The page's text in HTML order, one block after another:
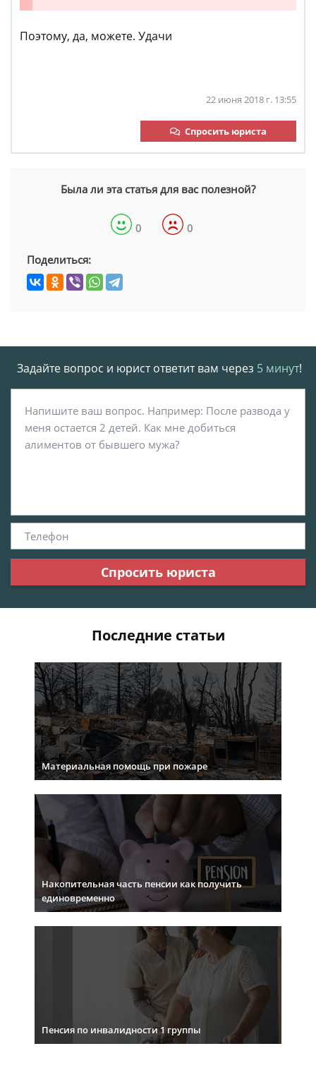
Поэтому, да, можете. Удачи
22 июня 2018 г. 13:55
Спросить юриста
Была ли эта статья для вас полезной?
0 0
Поделиться:
Задайте вопрос и юрист ответит вам через 5 минут!
Спросить юриста
Последние статьи
Материальная помощь при пожаре
Накопительная часть пенсии как получить
единовременно
Пенсия по инвалидности 1 группы